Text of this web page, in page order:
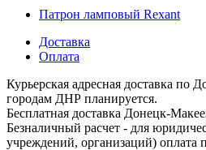
Патрон ламповый Rexant
Доставка
Оплата
Курьерская адресная доставка по
городам ДНР планируется.
Бесплатная доставка Донецк-
Безналичный расчет - для
учреждений, организаций) оплата